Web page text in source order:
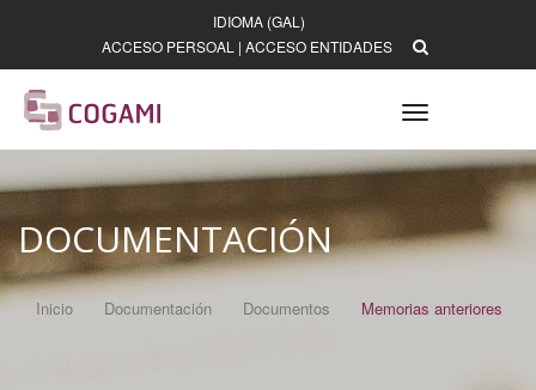
IDIOMA (GAL)
ACCESO PERSOAL | ACCESO ENTIDADES
Toggle
navigation
DOCUMENTACIÓN
Inicio Documentación Documentos Memorias anteriores